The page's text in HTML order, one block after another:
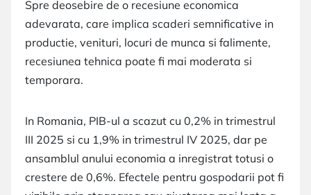
Spre deosebire de o recesiune economica
adevarata, care implica scaderi semnificative in
productie, venituri, locuri de munca si falimente,
recesiunea tehnica poate fi mai moderata si
temporara.
In Romania, PIB-ul a scazut cu 0,2% in trimestrul
III 2025 si cu 1,9% in trimestrul IV 2025, dar pe
ansamblul anului economia a inregistrat totusi o
crestere de 0,6%. Efectele pentru gospodarii pot fi